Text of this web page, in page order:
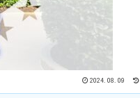
2024.08.09